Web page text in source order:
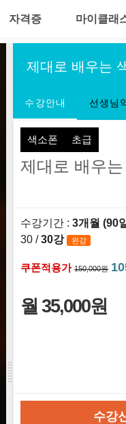
자격증 마이클래
제대로 배우는
수강안내 선생님
색소폰 초급
제대로 배우
수강기간 : 3개월 (90
30 /30강 완강
쿠폰적용가 150,000원
월 35,000원
수강